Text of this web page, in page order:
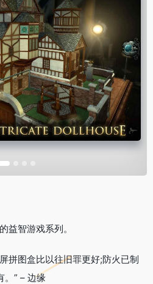
益智游戏系列。
拼图盒比以往旧罪更好;防火已制
。” – 边缘